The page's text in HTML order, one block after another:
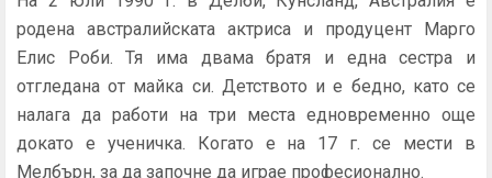
родена австралийската актриса и продуцент Марго
Елис Роби. Тя има двама братя и една сестра и
отгледана от майка си. Детството и е бедно, като се
налага да работи на три места едновременно още
докато е ученичка. Когато е на 17 г. се мести в
Мелбърн, за да започне да играе професионално.